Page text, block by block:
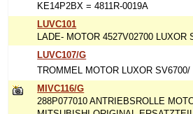
KE14P2BX = 4811R-0019A
LUVC101
LADE- MOTOR 4527V02700 LUXOR
LUVC107/G
TROMMEL MOTOR LUXOR SV6700/
MIVC116/G
288P077010 ANTRIEBSROLLE